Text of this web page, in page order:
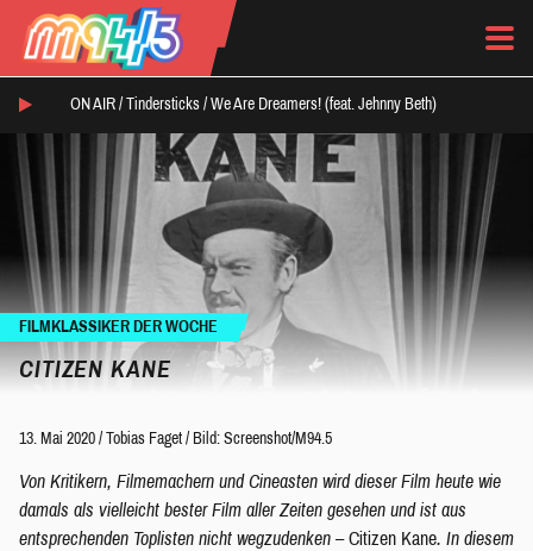
ON AIR / Tindersticks / We Are Dreamers! (feat. Jehnny Beth)
FILMKLASSIKER DER WOCHE
CITIZEN KANE
13. Mai 2020 / Tobias Faget / Bild: Screenshot/M94.5
Von Kritikern, Filmemachern und Cineasten wird dieser Film heute wie
damals als vielleicht bester Film aller Zeiten gesehen und ist aus
entsprechenden Toplisten nicht wegzudenken –Citizen Kane. In diesem